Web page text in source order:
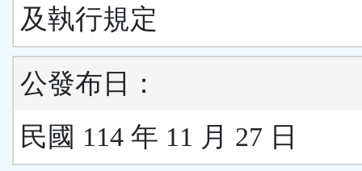
及執行規定
公發布日：
民國 114 年 11 月 27 日